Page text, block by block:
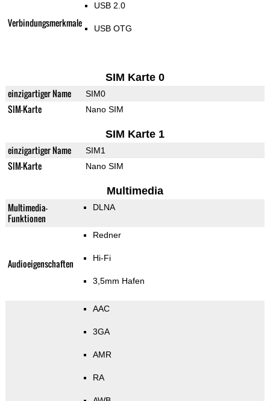
Verbindungsmerkmale
USB 2.0
USB OTG
SIM Karte 0
einzigartiger Name SIM0
SIM-Karte Nano SIM
SIM Karte 1
einzigartiger Name SIM1
SIM-Karte Nano SIM
Multimedia
Multimedia-
Funktionen
DLNA
Audioeigenschaften
Redner
Hi-Fi
3,5mm Hafen
AAC
3GA
AMR
RA